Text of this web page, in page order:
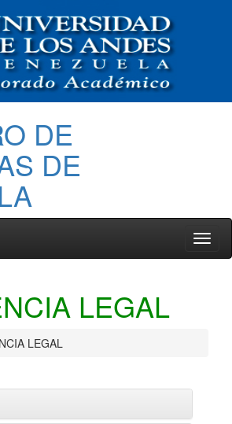
DE
DE
LEGAL
LEGAL